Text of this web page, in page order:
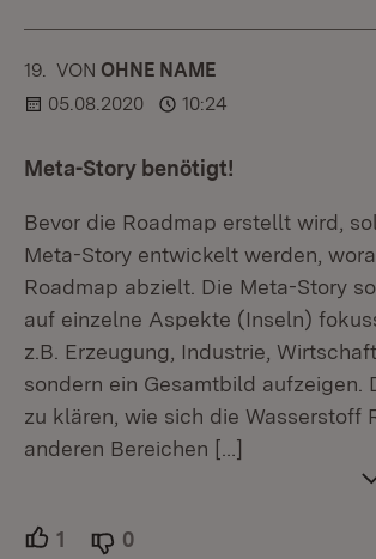
19. KOMMENTAR
VON :OHNE NAME
05.08.2020
10:24
Meta-Story benötigt!
Bevor die Roadmap erstellt wird,
Meta-Story entwickelt werden,
Roadmap abzielt. Die Meta-Story
auf einzelne Aspekte (Inseln)
z.B. Erzeugung, Industrie,
sondern ein Gesamtbild aufzeigen.
zu klären, wie sich die Wasserstoff
anderen Bereichen […]
1 Unterstützer.
0